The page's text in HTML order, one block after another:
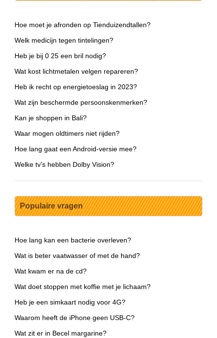
Hoe moet je afronden op Tienduizendtallen?
Welk medicijn tegen tintelingen?
Heb je bij 0 25 een bril nodig?
Wat kost lichtmetalen velgen repareren?
Heb ik recht op energietoeslag in 2023?
Wat zijn beschermde persoonskenmerken?
Kan je shoppen in Bali?
Waar mogen oldtimers niet rijden?
Hoe lang gaat een Android-versie mee?
Welke tv's hebben Dolby Vision?
Populaire vragen
Hoe lang kan een bacterie overleven?
Wat is beter vaatwasser of met de hand?
Wat kwam er na de cd?
Wat doet stoppen met koffie met je lichaam?
Heb je een simkaart nodig voor 4G?
Waarom heeft de iPhone geen USB-C?
Wat zit er in Becel margarine?